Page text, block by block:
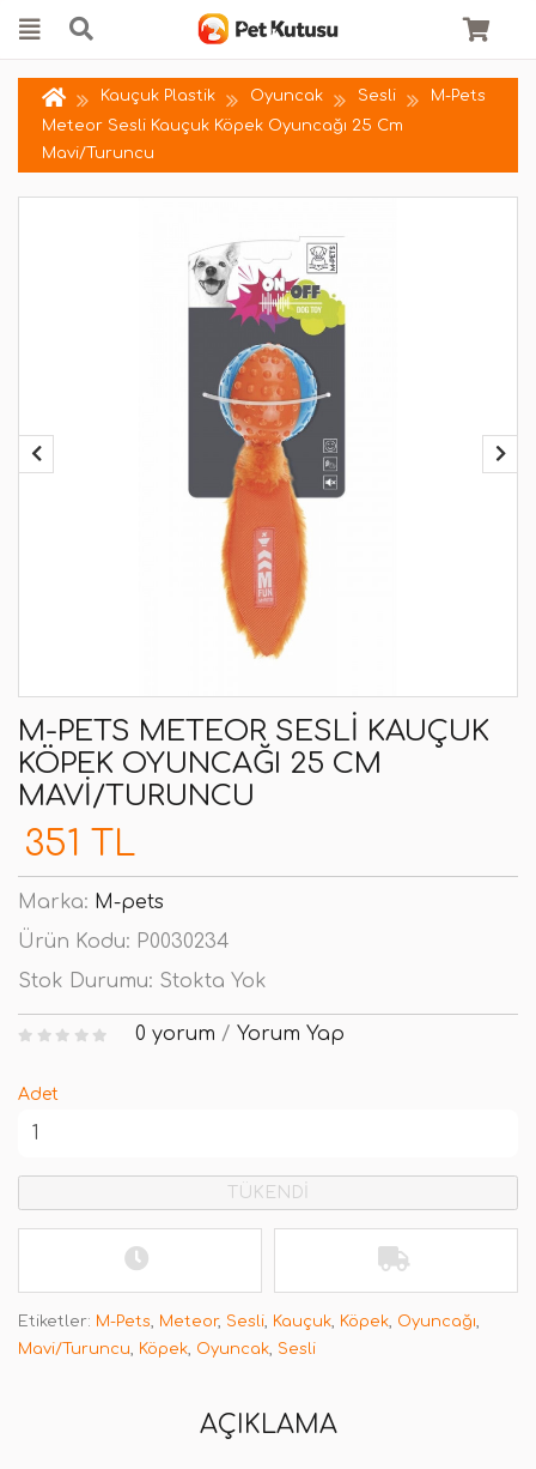
Kauçuk Plastik Oyuncak Sesli
M-Pets
Meteor Sesli Kauçuk Köpek Oyuncağı 25 Cm
Mavi/Turuncu
M-PETS METEOR SESLI KAUÇUK
KÖPEK OYUNCAĞI 25 CM
MAVI/TURUNCU
351 TL
Marka: M-pets
Ürün Kodu: P0030234
Stok Durumu: Stokta Yok
0 yorum / Yorum Yap
Adet
TÜKENDİ
Etiketler: M-Pets, Meteor, Sesli, Kauçuk, Köpek, Oyuncağı,
Mavi/Turuncu, Köpek, Oyuncak, Sesli
AÇIKLAMA